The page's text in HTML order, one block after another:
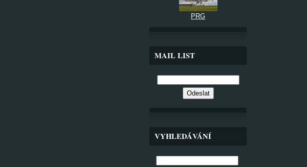
PRG
MAIL LIST
VYHLEDÁVÁNÍ